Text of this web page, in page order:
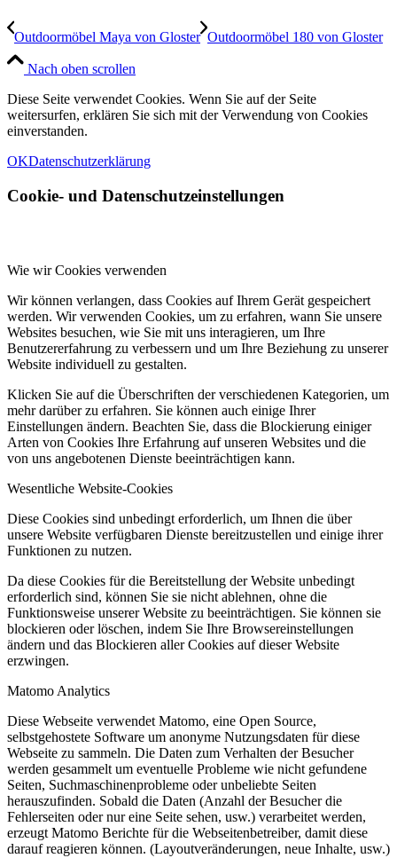
Outdoormöbel Maya von Gloster Outdoormöbel 180 von Gloster
Nach oben scrollen
Diese Seite verwendet Cookies. Wenn Sie auf der Seite
weitersurfen, erklären Sie sich mit der Verwendung von Cookies
einverstanden.
OKDatenschutzerklärung
Cookie- und Datenschutzeinstellungen
Wie wir Cookies verwenden
Wir können verlangen, dass Cookies auf Ihrem Gerät gespeichert
werden. Wir verwenden Cookies, um zu erfahren, wann Sie unsere
Websites besuchen, wie Sie mit uns interagieren, um Ihre
Benutzererfahrung zu verbessern und um Ihre Beziehung zu unserer
Website individuell zu gestalten.
Klicken Sie auf die Überschriften der verschiedenen Kategorien, um
mehr darüber zu erfahren. Sie können auch einige Ihrer
Einstellungen ändern. Beachten Sie, dass die Blockierung einiger
Arten von Cookies Ihre Erfahrung auf unseren Websites und die
von uns angebotenen Dienste beeinträchtigen kann.
Wesentliche Website-Cookies
Diese Cookies sind unbedingt erforderlich, um Ihnen die über
unsere Website verfügbaren Dienste bereitzustellen und einige ihrer
Funktionen zu nutzen.
Da diese Cookies für die Bereitstellung der Website unbedingt
erforderlich sind, können Sie sie nicht ablehnen, ohne die
Funktionsweise unserer Website zu beeinträchtigen. Sie können sie
blockieren oder löschen, indem Sie Ihre Browsereinstellungen
ändern und das Blockieren aller Cookies auf dieser Website
erzwingen.
Matomo Analytics
Diese Webseite verwendet Matomo, eine Open Source,
selbstgehostete Software um anonyme Nutzungsdaten für diese
Webseite zu sammeln. Die Daten zum Verhalten der Besucher
werden gesammelt um eventuelle Probleme wie nicht gefundene
Seiten, Suchmaschinenprobleme oder unbeliebte Seiten
herauszufinden. Sobald die Daten (Anzahl der Besucher die
Fehlerseiten oder nur eine Seite sehen, usw.) verarbeitet werden,
erzeugt Matomo Berichte für die Webseitenbetreiber, damit diese
darauf reagieren können. (Layoutveränderungen, neue Inhalte, usw.)